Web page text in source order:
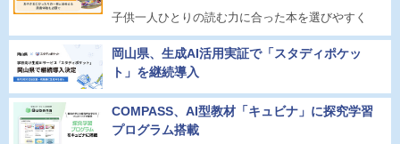
子供一人ひとりの読む力に合った本を選びやすく
岡山県、生成AI活用実証で「スタディポケッ
ト」を継続導入
COMPASS、AI型教材「キュビナ」に探究学習
プログラム搭載